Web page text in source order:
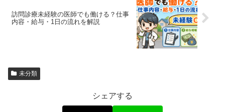
訪問診療未経験の医師でも働ける？仕事
内容・給与・1日の流れを解説
未分類
シェアする